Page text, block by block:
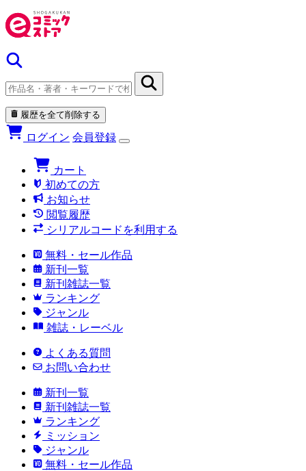
履歴を全て削除する
ログイン 会員登録
カート
初めての方
お知らせ
閲覧履歴
シリアルコードを利用する
無料・セール作品
新刊一覧
新刊雑誌一覧
ランキング
ジャンル
雑誌・レーベル
よくある質問
お問い合わせ
新刊一覧
新刊雑誌一覧
ランキング
ミッション
ジャンル
無料・セール作品